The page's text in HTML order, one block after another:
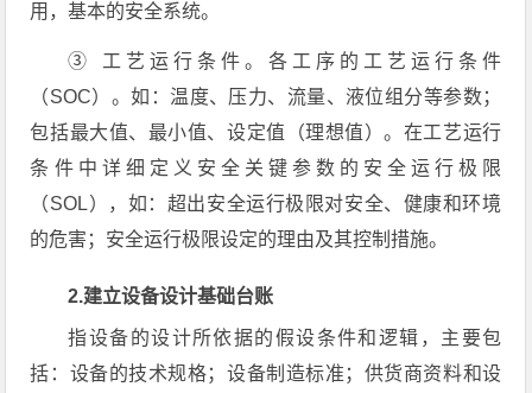
用，基本的安全系统。
③ 工艺运行条件。各工序的工艺运行条件
（SOC）。如：温度、压力、流量、液位组分等参数；
包括最大值、最小值、设定值（理想值）。在工艺运行
条件中详细定义安全关键参数的安全运行极限
（SOL），如：超出安全运行极限对安全、健康和环境
的危害；安全运行极限设定的理由及其控制措施。
2.建立设备设计基础台账
指设备的设计所依据的假设条件和逻辑，主要包
括：设备的技术规格；设备制造标准；供货商资料和设